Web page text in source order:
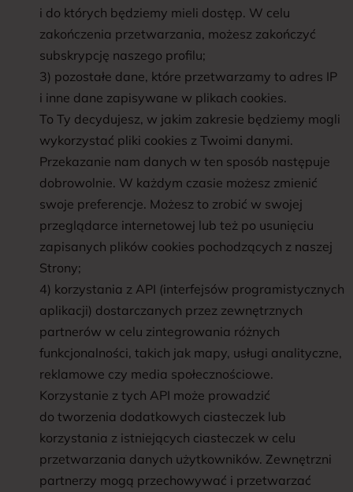
i do których będziemy mieli dostęp. W celu
zakończenia przetwarzania, możesz zakończyć
subskrypcję naszego profilu;
3) pozostałe dane, które przetwarzamy to adres IP
i inne dane zapisywane w plikach cookies.
To Ty decydujesz, w jakim zakresie będziemy mogli
wykorzystać pliki cookies z Twoimi danymi.
Przekazanie nam danych w ten sposób następuje
dobrowolnie. W każdym czasie możesz zmienić
swoje preferencje. Możesz to zrobić w swojej
przeglądarce internetowej lub też po usunięciu
zapisanych plików cookies pochodzących z naszej
Strony;
4) korzystania z API (interfejsów programistycznych
aplikacji) dostarczanych przez zewnętrznych
partnerów w celu zintegrowania różnych
funkcjonalności, takich jak mapy, usługi analityczne,
reklamowe czy media społecznościowe.
Korzystanie z tych API może prowadzić
do tworzenia dodatkowych ciasteczek lub
korzystania z istniejących ciasteczek w celu
przetwarzania danych użytkowników. Zewnętrzni
partnerzy mogą przechowywać i przetwarzać